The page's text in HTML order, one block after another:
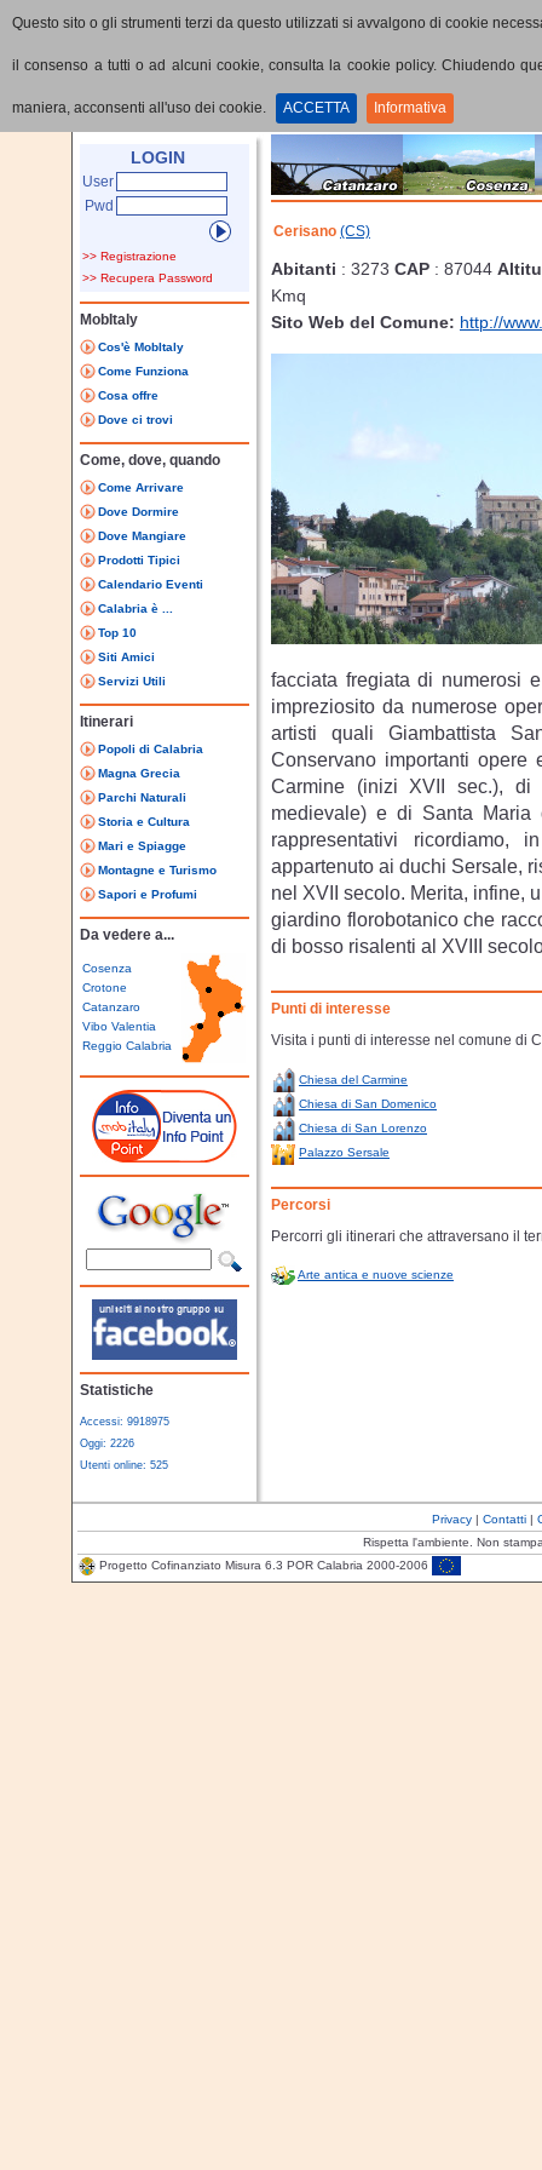
Questo sito o gli strumenti terzi da questo utilizzati si avvalgono di cookie
il consenso a tutti o ad alcuni cookie, consulta la cookie policy. Chiudendo
maniera, acconsenti all'uso dei cookie. ACCETTA Informativa
LOGIN
User
Pwd
>> Registrazione
>> Recupera Password
MobItaly
Cos'è MobItaly
Come Funziona
Cosa offre
Dove ci trovi
Come, dove, quando
Come Arrivare
Dove Dormire
Dove Mangiare
Prodotti Tipici
Calendario Eventi
Calabria è ...
Top 10
Siti Amici
Servizi Utili
Itinerari
Popoli di Calabria
Magna Grecia
Parchi Naturali
Storia e Cultura
Mari e Spiagge
Montagne e Turismo
Sapori e Profumi
Da vedere a...
Cosenza
Crotone
Catanzaro
Vibo Valentia
Reggio Calabria
Statistiche
Accessi: 9918975
Oggi: 2226
Utenti online: 525
Cerisano (CS)
Abitanti : 3273 CAP : 87044
Kmq
Sito Web del Comune: http://
facciata fregiata di numerosi
impreziosito da numerose
artisti quali Giambattista
Conservano importanti
Carmine (inizi XVII sec.), di
medievale) e di Santa
rappresentativi ricordiamo,
appartenuto ai duchi Sersale,
nel XVII secolo. Merita, infine,
giardino florobotanico che
di bosso risalenti al XVIII
Punti di interesse
Visita i punti di interesse nel comune di
Chiesa del Carmine
Chiesa di San Domenico
Chiesa di San Lorenzo
Palazzo Sersale
Percorsi
Percorri gli itinerari che attraversano il
Arte antica e nuove scienze
Privacy| Contatti|
Rispetta l'ambiente. Non
Progetto Cofinanziato Misura 6.3 POR Calabria 2000-2006